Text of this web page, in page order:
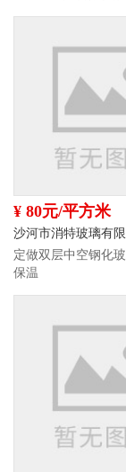
¥ 80元/平方米
沙河市消特玻璃有限
定做双层中空钢化
保温